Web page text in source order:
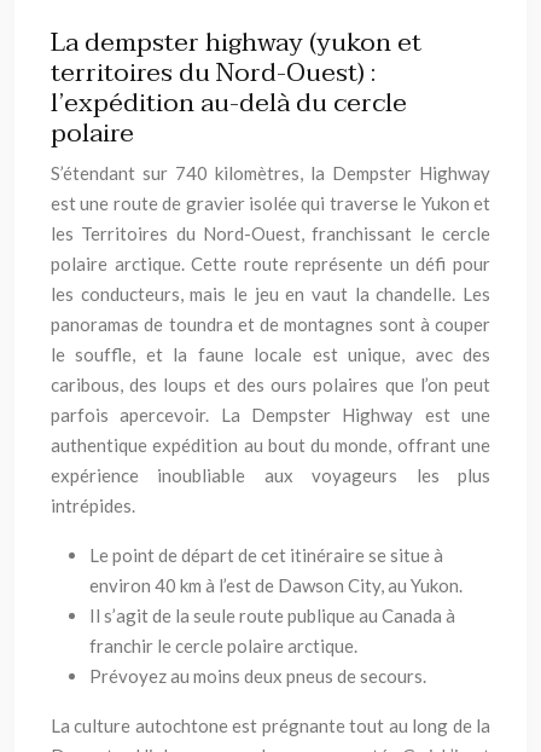
La dempster highway (yukon et
territoires du Nord-Ouest) :
l’expédition au-delà du cercle
polaire
S’étendant sur 740 kilomètres, la Dempster Highway
est une route de gravier isolée qui traverse le Yukon et
les Territoires du Nord-Ouest, franchissant le cercle
polaire arctique. Cette route représente un défi pour
les conducteurs, mais le jeu en vaut la chandelle. Les
panoramas de toundra et de montagnes sont à couper
le souffle, et la faune locale est unique, avec des
caribous, des loups et des ours polaires que l’on peut
parfois apercevoir. La Dempster Highway est une
authentique expédition au bout du monde, offrant une
expérience inoubliable aux voyageurs les plus
intrépides.
Le point de départ de cet itinéraire se situe à
environ 40 km à l’est de Dawson City, au Yukon.
Il s’agit de la seule route publique au Canada à
franchir le cercle polaire arctique.
Prévoyez au moins deux pneus de secours.
La culture autochtone est prégnante tout au long de la